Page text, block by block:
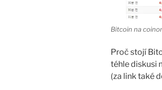
Bitcoin na
Proč stojí
téhle diskusi
(za link také